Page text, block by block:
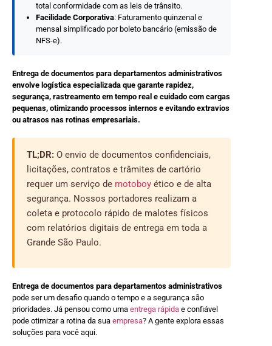
total conformidade com as leis de trânsito.
Facilidade Corporativa: Faturamento quinzenal e
mensal simplificado por boleto bancário (emissão de
NFS-e).
Entrega de documentos para departamentos administrativos
envolve logística especializada que garante rapidez,
segurança, rastreamento em tempo real e cuidado com cargas
pequenas, otimizando processos internos e evitando extravios
ou atrasos nas rotinas empresariais.
TL;DR: O envio de documentos confidenciais,
licitações, contratos e trâmites de cartório
requer um serviço de motoboy ético e de alta
segurança. Nossos portadores realizam a
coleta e protocolo rápido de malotes físicos
com relatórios digitais de entrega em toda a
Grande São Paulo.
Entrega de documentos para departamentos administrativos
pode ser um desafio quando o tempo e a segurança são
prioridades. Já pensou como uma entrega rápida e confiável
pode otimizar a rotina da sua empresa? A gente explora essas
soluções para você aqui.